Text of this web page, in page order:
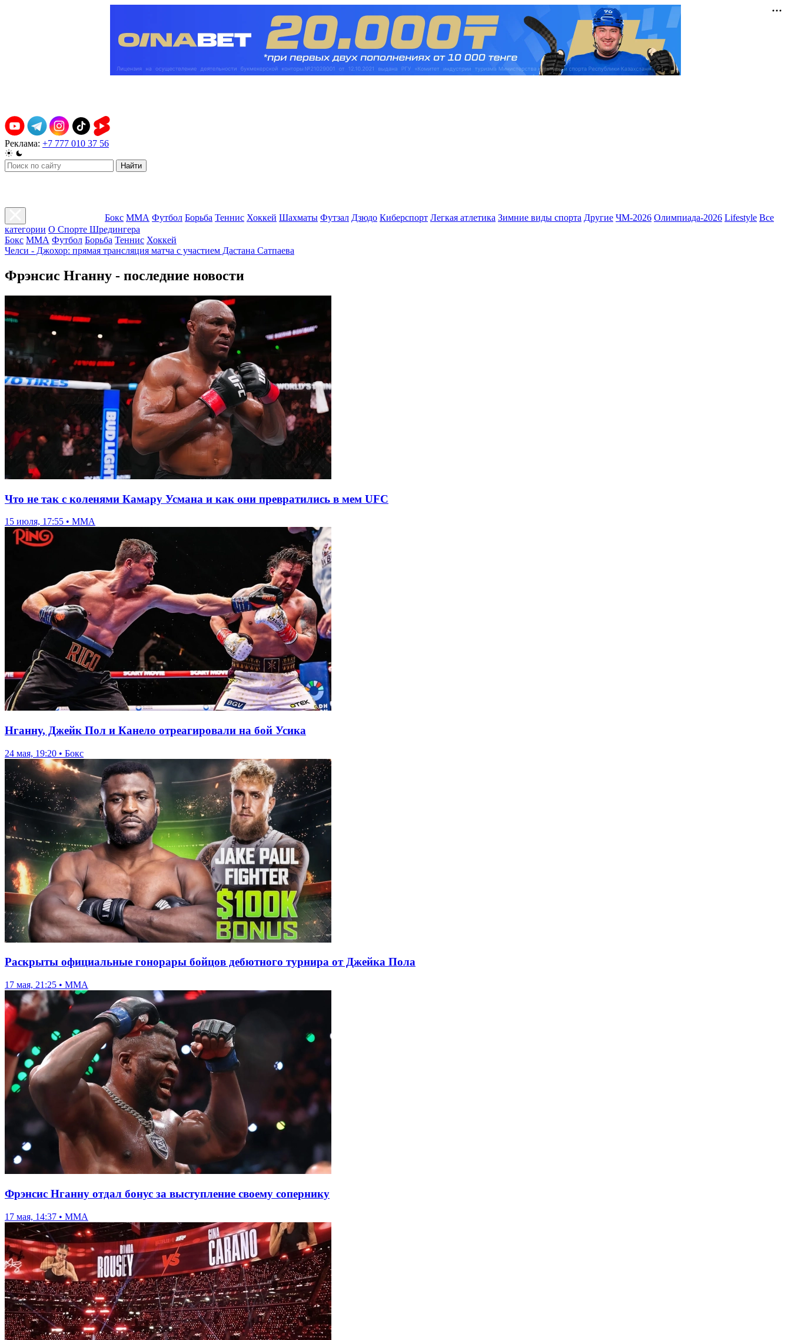
Реклама: +7 777 010 37 56
Найти
Бокс ММА Футбол Борьба Теннис Хоккей Шахматы Футзал Дзюдо Киберспорт Легкая атлетика Зимние виды спорта Другие ЧМ-2026 Олимпиада-2026 Lifestyle Все
категории О Спорте Шредингера
Бокс ММА Футбол Борьба Теннис Хоккей
Челси - Джохор: прямая трансляция матча с участием Дастана Сатпаева
Фрэнсис Нганну - последние новости
Что не так с коленями Камару Усмана и как они превратились в мем UFC
15 июля, 17:55 • ММА
Нганну, Джейк Пол и Канело отреагировали на бой Усика
24 мая, 19:20 • Бокс
Раскрыты официальные гонорары бойцов дебютного турнира от Джейка Пола
17 мая, 21:25 • ММА
Фрэнсис Нганну отдал бонус за выступление своему сопернику
17 мая, 14:37 • ММА